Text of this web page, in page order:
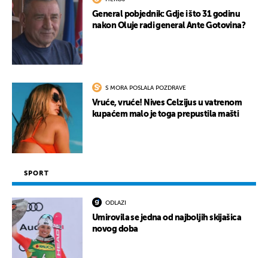
General pobjednik: Gdje i što 31 godinu
nakon Oluje radi general Ante Gotovina?
S MORA POSLALA POZDRAVE
Vruće, vruće! Nives Celzijus u vatrenom
kupaćem malo je toga prepustila mašti
SPORT
ODLAZI
Umirovila se jedna od najboljih skijašica
novog doba